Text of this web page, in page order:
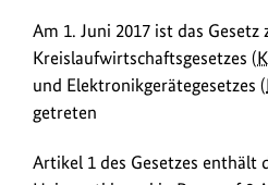
w
n
l
o
d
Am 1. Juni 2017 ist das Gesetz
Kreislaufwirtschaftsgesetzes (
und Elektronikgerätegesetzes (
getreten
Artikel 1 des Gesetzes enthält